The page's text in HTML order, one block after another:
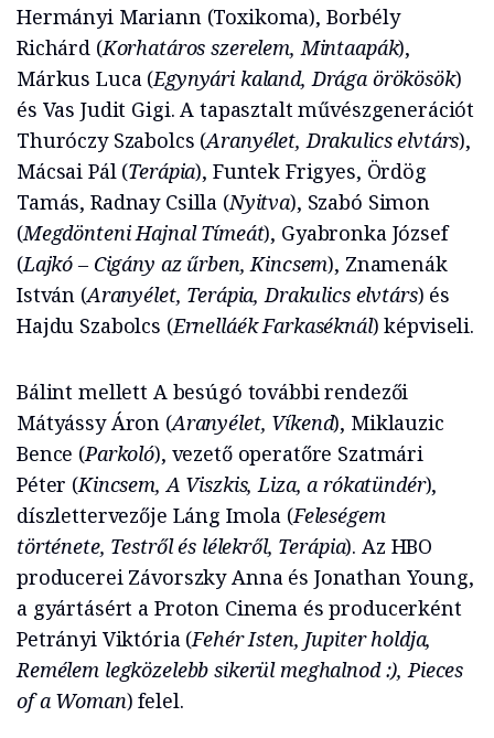
Hermányi Mariann (Toxikoma), Borbély
Richárd (Korhatáros szerelem, Mintaapák),
Márkus Luca (Egynyári kaland, Drága örökösök)
és Vas Judit Gigi. A tapasztalt művészgenerációt
Thuróczy Szabolcs (Aranyélet, Drakulics elvtárs),
Mácsai Pál (Terápia), Funtek Frigyes, Ördög
Tamás, Radnay Csilla (Nyitva), Szabó Simon
(Megdönteni Hajnal Tímeát), Gyabronka József
(Lajkó – Cigány az űrben, Kincsem), Znamenák
István (Aranyélet, Terápia, Drakulics elvtárs) és
Hajdu Szabolcs (Ernelláék Farkaséknál) képviseli.
Bálint mellett A besúgó további rendezői
Mátyássy Áron (Aranyélet, Víkend), Miklauzic
Bence (Parkoló), vezető operatőre Szatmári
Péter (Kincsem, A Viszkis, Liza, a rókatündér),
díszlettervezője Láng Imola (Feleségem
története, Testről és lélekről, Terápia). Az HBO
producerei Závorszky Anna és Jonathan Young,
a gyártásért a Proton Cinema és producerként
Petrányi Viktória (Fehér Isten, Jupiter holdja,
Remélem legközelebb sikerül meghalnod :), Pieces
of a Woman) felel.